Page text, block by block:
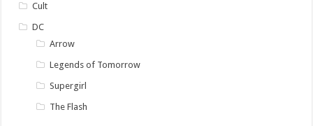
Cult
DC
Arrow
Legends of Tomorrow
Supergirl
The Flash